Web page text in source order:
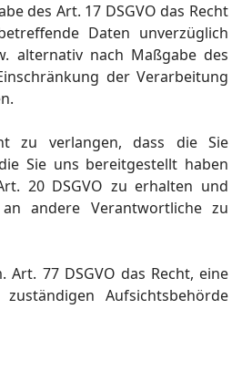
des Art. 17 DSGVO das Recht
Daten unverzüglich
alternativ nach Maßgabe des
der Verarbeitung
zu verlangen, dass die Sie
Sie uns bereitgestellt haben
20 DSGVO zu erhalten und
andere Verantwortliche zu
Art. 77 DSGVO das Recht, eine
Aufsichtsbehörde